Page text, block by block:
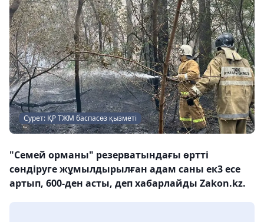
Сурет: ҚР ТЖМ баспасөз қызметі
"Семей орманы" резерватындағы өртті
сөндіруге жұмылдырылған адам саны ек3 есе
артып, 600-ден асты, деп хабарлайды Zakon.kz.